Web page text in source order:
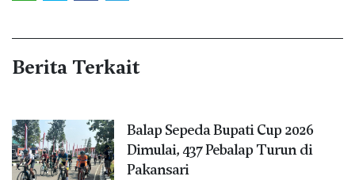
Berita Terkait
Balap Sepeda Bupati Cup 2026
Dimulai, 437 Pebalap Turun di
Pakansari